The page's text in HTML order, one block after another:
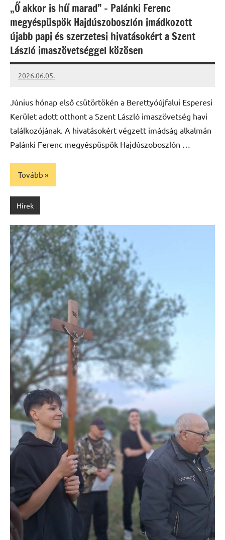
„Ő akkor is hű marad” – Palánki Ferenc
megyéspüspök Hajdúszoboszlón imádkozott
újabb papi és szerzetesi hivatásokért a Szent
László imaszövetséggel közösen
2026.06.05.
Leiszt
Június hónap első csütörtökén a Berettyóújfalui Esperesi
Kerület adott otthont a Szent László imaszövetség havi
találkozójának. A hivatásokért végzett imádság alkalmán
Palánki Ferenc megyéspüspök Hajdúszoboszlón …
Tovább
Hírek